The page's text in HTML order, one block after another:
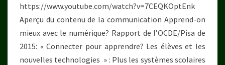
https://www.youtube.com/watch?v=7CEQKOptEnk
Aperçu du contenu de la communication Apprend-on
mieux avec le numérique? Rapport de l’OCDE/Pisa de
2015: « Connecter pour apprendre? Les élèves et les
nouvelles technologies » : Plus les systèmes scolaires